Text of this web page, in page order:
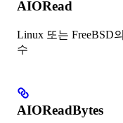
AIORead
Linux 또는 FreeBSD
수
AIOReadBytes